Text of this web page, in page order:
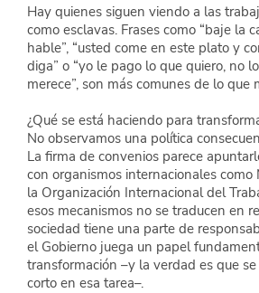
Hay quienes siguen viendo a las
como esclavas. Frases como “baje la
hable”, “usted come en este plato y
diga” o “yo le pago lo que quiero, no
merece”, son más comunes de lo que
¿Qué se está haciendo para
No observamos una política
La firma de convenios parece
con organismos internacionales como
la Organización Internacional del
esos mecanismos no se traducen en
sociedad tiene una parte de
el Gobierno juega un papel
transformación –y la verdad es que
corto en esa tarea–.